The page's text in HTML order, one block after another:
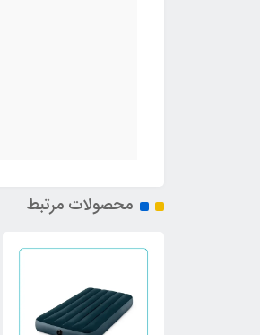
محصولات مرتبط